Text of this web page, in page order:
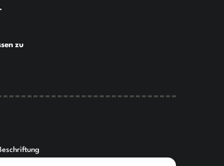
zu